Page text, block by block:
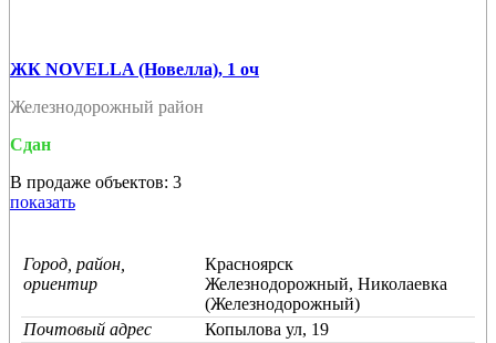
ЖК NOVELLA (Новелла), 1 оч
Железнодорожный район
Сдан
В продаже объектов: 3
показать
Город, район,
ориентир
Красноярск
Железнодорожный, Николаевка
(Железнодорожный)
Почтовый адрес
Копылова ул, 19